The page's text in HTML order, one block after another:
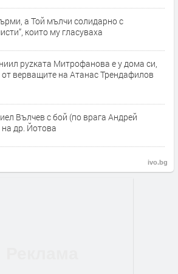
а Той мълчи солидарно с
които му гласуваха
руzката Митрофанова е у дома си,
верващите на Атанас Трендафилов
Вълчев с бой (по врага Андрей
др. Йотова
ivo.bg